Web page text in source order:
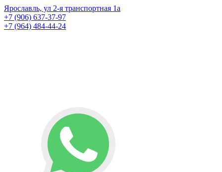
Ярославль, ул 2-я транспортная 1а
+7 (906) 637-37-97
+7 (964) 484-44-24